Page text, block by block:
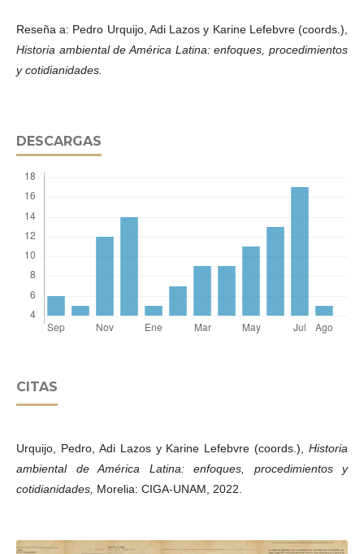
Reseña a: Pedro Urquijo, Adi Lazos y Karine Lefebvre (coords.),
Historia ambiental de América Latina: enfoques, procedimientos
y cotidianidades.
DESCARGAS
CITAS
Urquijo, Pedro, Adi Lazos y Karine Lefebvre (coords.), Historia
ambiental de América Latina: enfoques, procedimientos y
cotidianidades, Morelia: CIGA-UNAM, 2022.